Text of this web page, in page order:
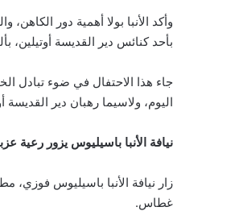
وأكد الأنبا بولا أهمية دور
بأحد كنائس دير القديسة
جاء هذا الاحتفال في ضوء تبادل
اليوم، ولاسيما رهبان دير القديسة
نيافة الأنبا باسيليوس يزور رعية
زار نيافة الأنبا باسيليوس فوزي،
غطاس.